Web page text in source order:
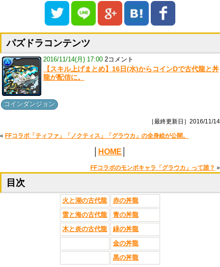
パズドラコンテンツ
2016/11/14(月) 17:00 2コメント
【スキル上げまとめ】16日(水)からコインDで古代龍と丼
龍が配信に。
コインダンジョン
［最終更新日］2016/11/14
« FFコラボ「ティファ」「ノクティス」「グラウカ」の全身絵が公開。
HOME
FFコラボのモンポキャラ「グラウカ」って誰？ »
目次
火と湖の古代龍
赤の丼龍
雷と海の古代龍
青の丼龍
木と炎の古代龍
緑の丼龍
金の丼龍
黒の丼龍